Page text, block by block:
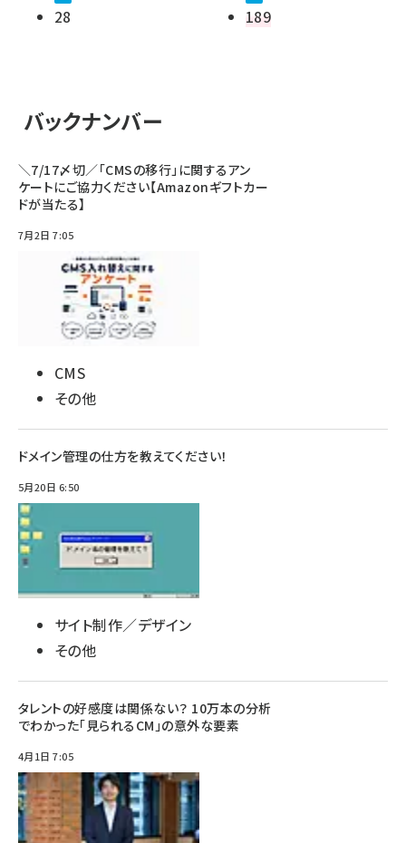
28 189
バックナンバー
＼7/17〆切／「CMSの移行」に関するアン
ケートにご協力ください【Amazonギフトカー
ドが当たる】
7月2日 7:05
CMS
その他
ドメイン管理の仕方を教えてください！
5月20日 6:50
サイト制作／デザイン
その他
タレントの好感度は関係ない？ 10万本の分析
でわかった「見られるCM」の意外な要素
4月1日 7:05